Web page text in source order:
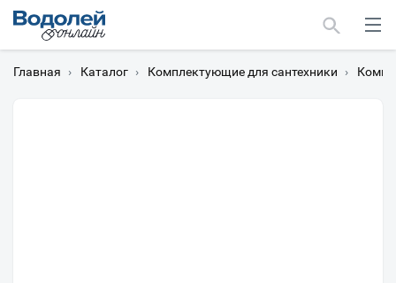
Главная › Каталог › Комплектующие для сантехники ›